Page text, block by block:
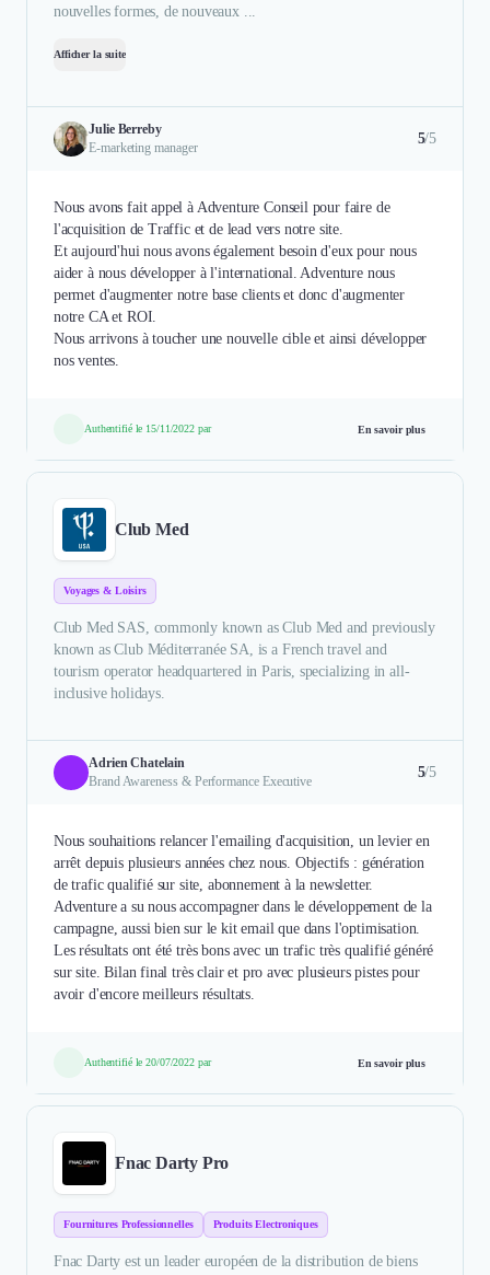
nouvelles formes, de nouveaux ...
Afficher la suite
Julie Berreby
E-marketing manager
5/5
Nous avons fait appel à Adventure Conseil pour faire de
l'acquisition de Traffic et de lead vers notre site.
Et aujourd'hui nous avons également besoin d'eux pour nous
aider à nous développer à l'international. Adventure nous
permet d'augmenter notre base clients et donc d'augmenter
notre CA et ROI.
Nous arrivons à toucher une nouvelle cible et ainsi développer
Authentifié le 15/11/2022 par En savoir plus
Club Med
Voyages & Loisirs
Club Med SAS, commonly known as Club Med and previously
known as Club Méditerranée SA, is a French travel and
tourism operator headquartered in Paris, specializing in all-
inclusive holidays.
Adrien Chatelain
Brand Awareness & Performance Executive
5/5
Nous souhaitions relancer l'emailing d'acquisition, un levier en
arrêt depuis plusieurs années chez nous. Objectifs : génération
de trafic qualifié sur site, abonnement à la newsletter.
Adventure a su nous accompagner dans le développement de la
campagne, aussi bien sur le kit email que dans l'optimisation.
Les résultats ont été très bons avec un trafic très qualifié généré
sur site. Bilan final très clair et pro avec plusieurs pistes pour
avoir d'encore meilleurs résultats.
Authentifié le 20/07/2022 par En savoir plus
Fnac Darty Pro
Fournitures Professionnelles Produits Electroniques
Fnac Darty est un leader européen de la distribution de biens